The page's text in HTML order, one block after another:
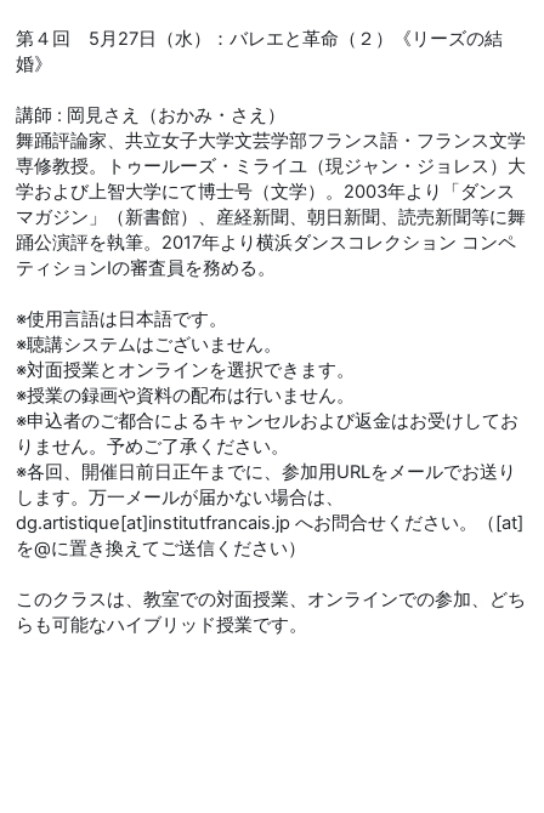
第４回 5月27日（水）：バレエと革命（２）《リーズの結
婚》
講師 : 岡見さえ（おかみ・さえ）
舞踊評論家、共立女子大学文芸学部フランス語・フランス文学
専修教授。トゥールーズ・ミライユ（現ジャン・ジョレス）大
学および上智大学にて博士号（文学）。2003年より「ダンス
マガジン」（新書館）、産経新聞、朝日新聞、読売新聞等に舞
踊公演評を執筆。2017年より横浜ダンスコレクション コンペ
ティションⅠの審査員を務める。
※使用言語は日本語です。
※聴講システムはございません。
※対面授業とオンラインを選択できます。
※授業の録画や資料の配布は行いません。
※申込者のご都合によるキャンセルおよび返金はお受けしてお
りません。予めご了承ください。
※各回、開催日前日正午までに、参加用URLをメールでお送り
します。万一メールが届かない場合は、
dg.artistique[at]institutfrancais.jp へお問合せください。（[at]
を@に置き換えてご送信ください）
このクラスは、教室での対面授業、オンラインでの参加、どち
らも可能なハイブリッド授業です。